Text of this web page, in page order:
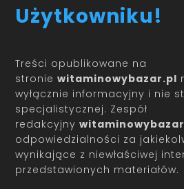
Użytkowniku!
Treści opublikowane na
stroniewitaminowybazar.pl
wyłącznie informacyjny i nie
specjalistycznej. Zespół
redakcyjny
odpowiedzialności za
wynikające z niewłaściwej
przedstawionych materiałów.